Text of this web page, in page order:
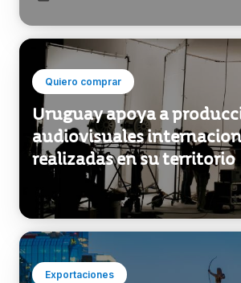
Quiero comprar
Uruguay apoya a
audiovisuales
realizadas en su territorio
Exportaciones